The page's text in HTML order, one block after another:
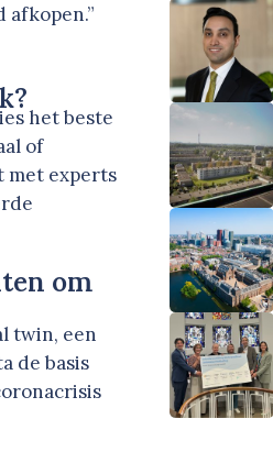
het beste
of
met experts
om
twin, een
de basis